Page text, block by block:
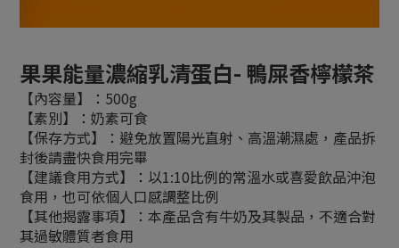
果果能量濃縮乳清蛋白- 鴨屎香檸檬茶
【內容量】：500g
【素別】：奶素可食
【保存方式】：避免放置陽光直射、高溫潮濕處，產品拆
封後請盡快食用完畢
【建議食用方式】：以1:10比例的常溫水或喜愛飲品沖泡
食用，也可依個人口感調整比例
【其他揭露事項】：本產品含有牛奶及其製品，不適合對
其過敏體質者食用